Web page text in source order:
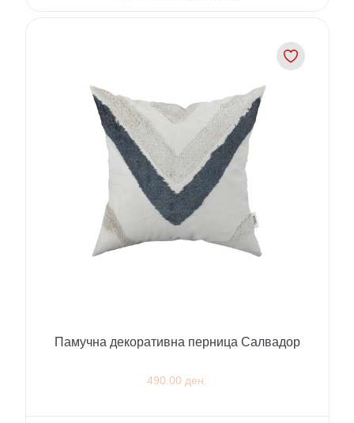
Памучна декоративна перница Салвадор
490.00 ден.